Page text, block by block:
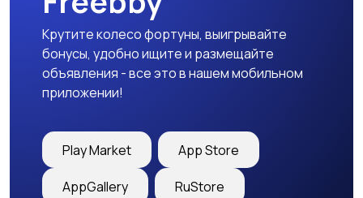
Другое
Крутите колесо фортуны, выигрывайте
бонусы, удобно ищите и размещайте
объявления - все это в нашем мобильном
приложении!
Play Market App Store
AppGallery RuStore